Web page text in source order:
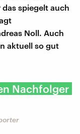
spiegelt auch
Noll. Auch
aktuell so gut
Nachfolger